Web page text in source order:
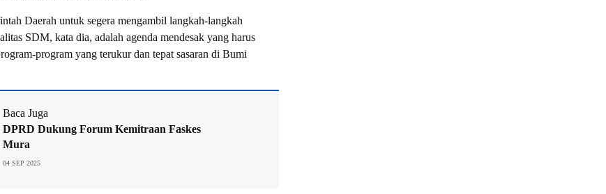
Daerah untuk segera mengambil langkah-langkah
SDM, kata dia, adalah agenda mendesak yang harus
program yang terukur dan tepat sasaran di Bumi
Baca Juga
DPRD Dukung Forum Kemitraan Faskes
Mura
04 SEP 2025